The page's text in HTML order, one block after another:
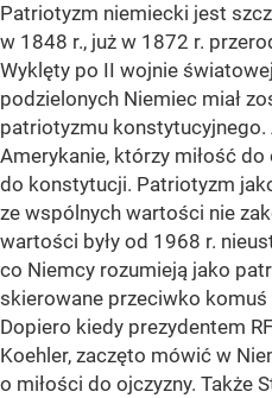
Patriotyzm niemiecki jest
w 1848 r., już w 1872 r.
Wyklęty po II wojnie
podzielonych Niemiec miał
patriotyzmu konstytucyjnego.
Amerykanie, którzy miłość do
do konstytucji. Patriotyzm
ze wspólnych wartości nie
wartości były od 1968 r.
co Niemcy rozumieją jako
skierowane przeciwko komuś
Dopiero kiedy prezydentem
Koehler, zaczęto mówić w
o miłości do ojczyzny. Także